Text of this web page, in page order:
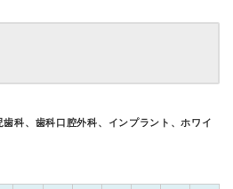
科、歯科口腔外科、インプラント、ホワイ